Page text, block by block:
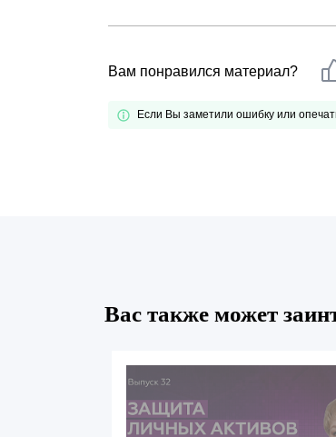
Вам понравился материал?
Если Вы заметили ошибку или
Вас также может